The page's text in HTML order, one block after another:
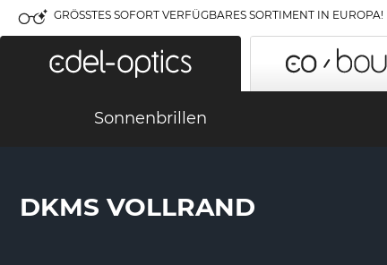
GRÖSSTES SOFORT VERFÜGBARES SORTIMENT IN EUROPA!
Sonnenbrillen
DKMS VOLLRAND